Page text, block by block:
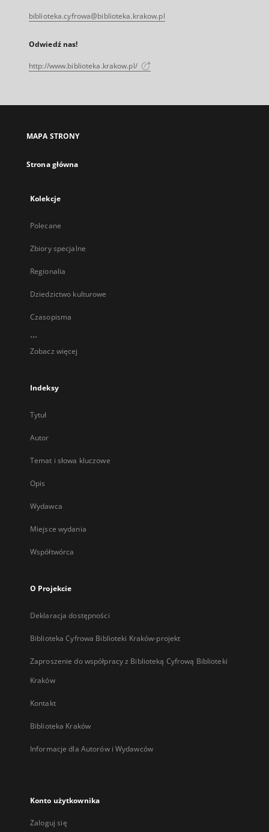
biblioteka.cyfrowa@biblioteka.krakow.pl
Odwiedź nas!
http://www.biblioteka.krakow.pl/
MAPA STRONY
Strona główna
Kolekcje
Polecane
Zbiory specjalne
Regionalia
Dziedzictwo kulturowe
Czasopisma
...
Zobacz więcej
Indeksy
Tytuł
Autor
Temat i słowa kluczowe
Opis
Wydawca
Miejsce wydania
Współtwórca
O Projekcie
Deklaracja dostępności
Biblioteka Cyfrowa Biblioteki Kraków-projekt
Zaproszenie do współpracy z Biblioteką Cyfrową Biblioteki
Kraków
Kontakt
Biblioteka Kraków
Informacje dla Autorów i Wydawców
Konto użytkownika
Zaloguj się